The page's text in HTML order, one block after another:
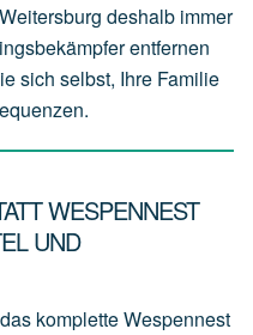
deshalb immer
entfernen
sich selbst, Ihre Familie
WESPENNEST
UND
komplette Wespennest